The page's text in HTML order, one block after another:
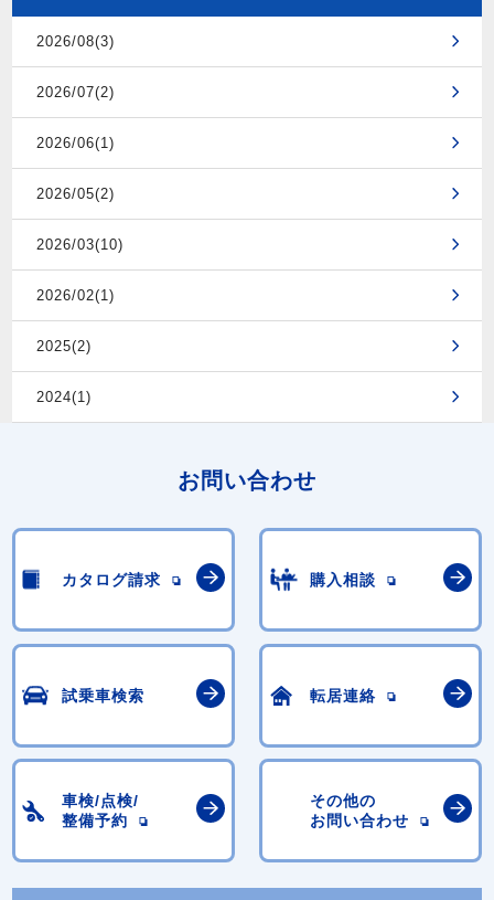
2026/08(3)
2026/07(2)
2026/06(1)
2026/05(2)
2026/03(10)
2026/02(1)
2025(2)
2024(1)
お問い合わせ
カタログ請求 購入相談
試乗車検索 転居連絡
車検/点検/
整備予約
その他の
お問い合わせ